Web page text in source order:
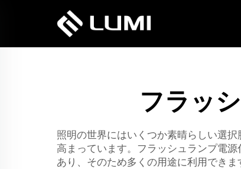
フラッ
照明の世界にはいくつか素晴らしい選
高まっています。フラッシュランプ電
あり、そのため多くの用途に利用でき